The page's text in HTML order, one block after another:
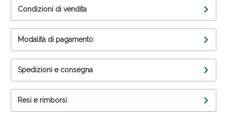
Condizioni di vendita
Modalità di pagamento
Spedizioni e consegna
Resi e rimborsi